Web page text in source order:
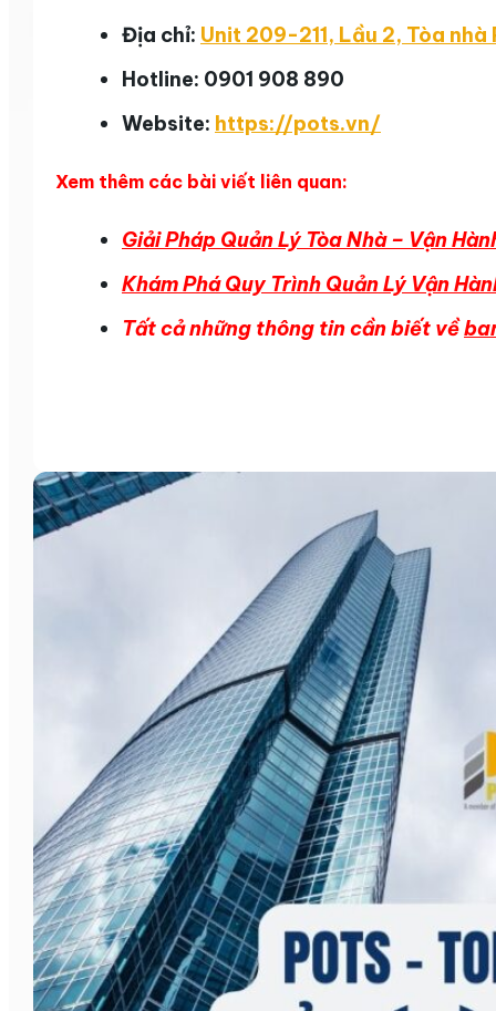
Địa chỉ: Unit 209-211, Lầu 2, Tòa nhà
Hotline: 0901 908 890
Website: https://pots.vn/
Xem thêm các bài viết liên quan:
Giải Pháp Quản Lý Tòa Nhà – Vận
Khám Phá Quy Trình Quản Lý Vận
Tất cả những thông tin cần biết về